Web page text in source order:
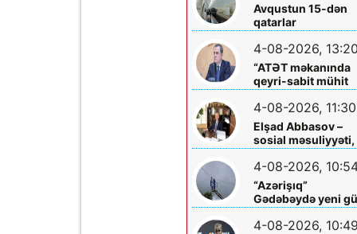
Avqustun 15-dən
qatarlar
“Nizami”-“28 May”
arasında
işləməyəcək
4-08-2026, 13:20
“ATƏT məkanında
qeyri-sabit mühit
hökm sürür”
4-08-2026, 11:30
Elşad Abbasov –
sosial məsuliyyəti,
xeyriyyəçiliyi və
dəyərlərə bağlılığı
ilə seçilən nüfuzlu
rəhbər
4-08-2026,
“Azərişıq”
Gədəbəydə yeni
mərkəzləri
quraşdırdı
4-08-2026, 10:49